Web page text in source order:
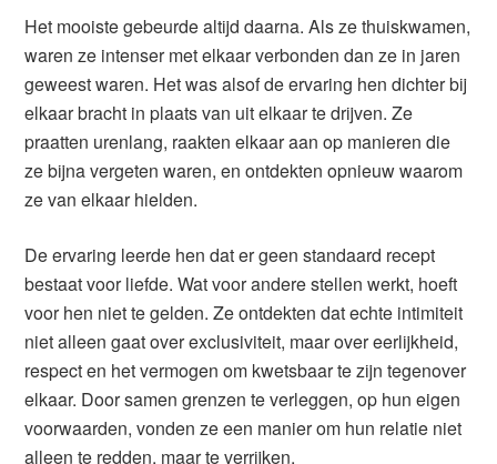
Het mooiste gebeurde altijd daarna. Als ze thuiskwamen,
waren ze intenser met elkaar verbonden dan ze in jaren
geweest waren. Het was alsof de ervaring hen dichter bij
elkaar bracht in plaats van uit elkaar te drijven. Ze
praatten urenlang, raakten elkaar aan op manieren die
ze bijna vergeten waren, en ontdekten opnieuw waarom
ze van elkaar hielden.
De ervaring leerde hen dat er geen standaard recept
bestaat voor liefde. Wat voor andere stellen werkt, hoeft
voor hen niet te gelden. Ze ontdekten dat echte intimiteit
niet alleen gaat over exclusiviteit, maar over eerlijkheid,
respect en het vermogen om kwetsbaar te zijn tegenover
elkaar. Door samen grenzen te verleggen, op hun eigen
voorwaarden, vonden ze een manier om hun relatie niet
alleen te redden, maar te verrijken.